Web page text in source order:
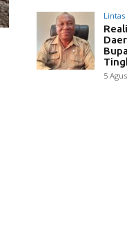
Lintas
5